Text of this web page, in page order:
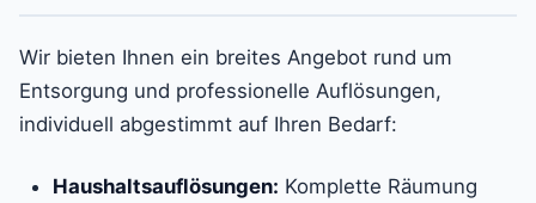
Wir bieten Ihnen ein breites Angebot rund um
Entsorgung und professionelle Auflösungen,
individuell abgestimmt auf Ihren Bedarf:
Haushaltsauflösungen: Komplette Räumung